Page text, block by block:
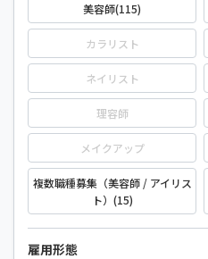
美容師(115)
カラリスト
ネイリスト
理容師
メイクアップ
複数職種募集（美容師 / アイリス
ト）(15)
雇用形態